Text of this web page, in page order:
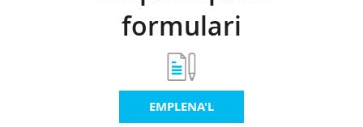
formulari
EMPLENA'L